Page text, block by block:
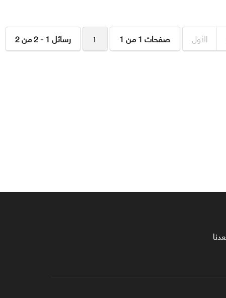
رسائل 1 - 2 من 2 1 صفحات 1 من 1 الأول